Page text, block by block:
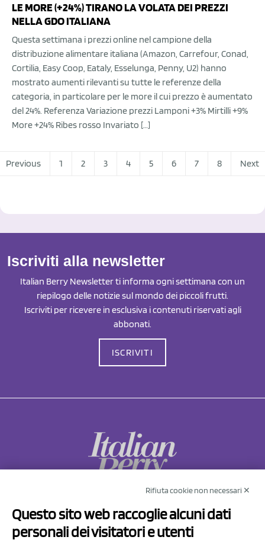
LE MORE (+24%) TIRANO LA VOLATA DEI PREZZI
NELLA GDO ITALIANA
Questa settimana i prezzi online nel campione della
distribuzione alimentare italiana (Amazon, Carrefour, Conad,
Cortilia, Easy Coop, Eataly, Esselunga, Penny, U2) hanno
mostrato aumenti rilevanti su tutte le referenze della
categoria, in particolare per le more il cui prezzo è aumentato
del 24%. Referenza Variazione prezzi Lamponi +3% Mirtilli +9%
More +24% Ribes rosso Invariato […]
Previous 1 2 3 4 5 6 7 8 Next
Iscriviti alla newsletter
Italian Berry Newsletter ti informa ogni settimana con un
riepilogo delle notizie sul mondo dei piccoli frutti.
Iscriviti per ricevere in esclusiva i contenuti riservati agli
abbonati.
ISCRIVITI
Via Prov.le Sassuolo Vignola 315/1
41057 Spilamberto (MO)
Rifiuta cookie non necessari ✕
Questo sito web raccoglie alcuni dati
personali dei visitatori e utenti